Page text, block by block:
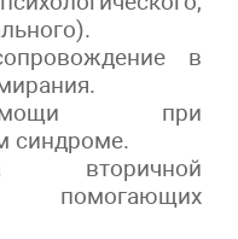
в
при
синдроме.
вторичной
помогающих